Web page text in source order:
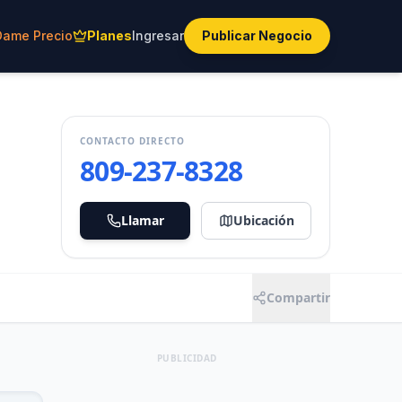
Precio PlanesIngresar Publicar Negocio
CONTACTO DIRECTO
809-237-8328
Llamar Ubicación
Compartir
PUBLICIDAD